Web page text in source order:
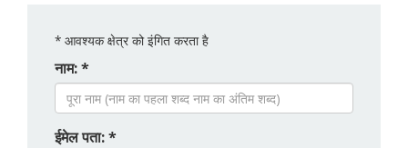
* आवश्यक क्षेत्र को इंगित करता है
नाम: *
ईमेल पता: *